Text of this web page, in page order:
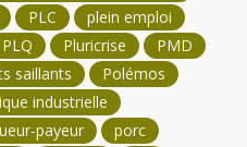
PLC
plein emploi
PLQ Pluricrise
PMD
saillants
Polémos
industrielle
payeur
porc